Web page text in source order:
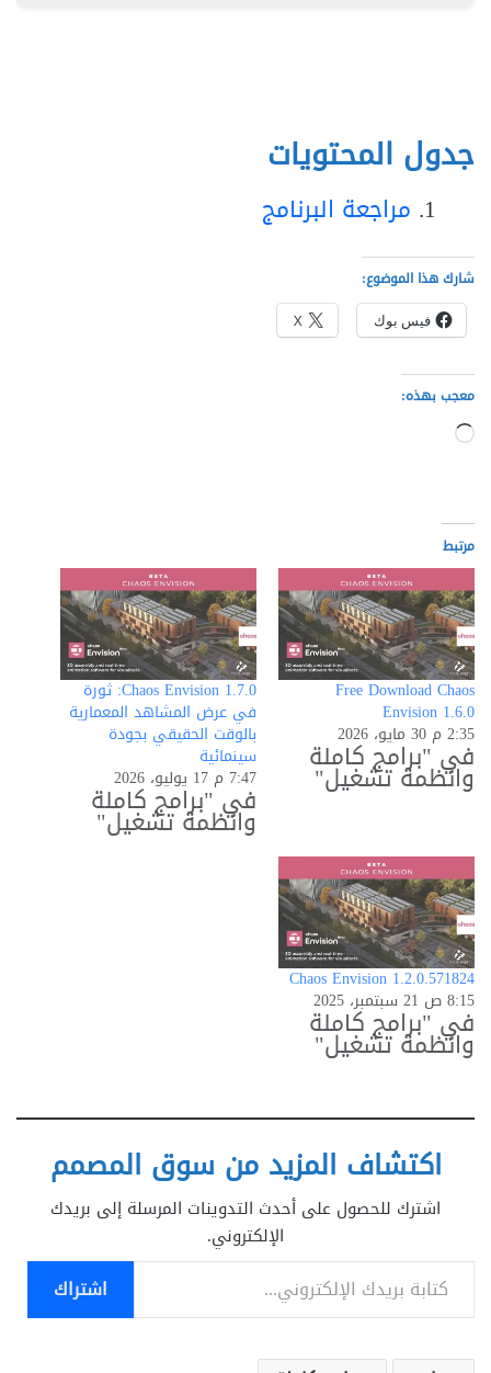
جدول المحتويات
مراجعة البرنامج
شارك هذا الموضوع:
فيس بوك X
معجب بهذه:
جاري
مرتبط
Free Download Chaos
Envision 1.6.0
2:35 م 30 مايو، 2026
في "برامج كاملة
وانظمة تشغيل"
Chaos Envision 1.7.0: ثورة
في عرض المشاهد المعمارية
بالوقت الحقيقي بجودة
سينمائية
7:47 م 17 يوليو، 2026
في "برامج كاملة
وانظمة تشغيل"
Chaos Envision 1.2.0.571824
8:15 ص 21 سبتمبر، 2025
في "برامج كاملة
وانظمة تشغيل"
اكتشاف المزيد من سوق المصمم
اشترك للحصول على أحدث التدوينات المرسلة إلى بريدك
الإلكتروني.
كتابة بريدك الإلكتروني...
اشتراك